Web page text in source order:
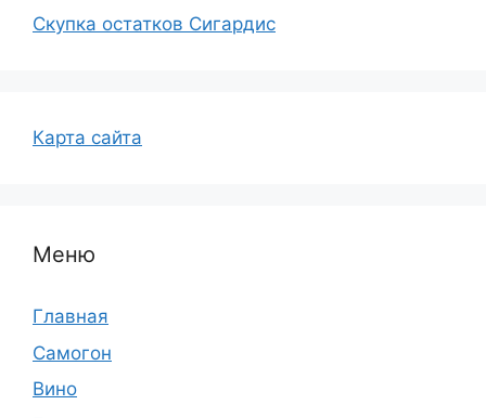
Скупка остатков Сигардис
Карта сайта
Меню
Главная
Самогон
Вино